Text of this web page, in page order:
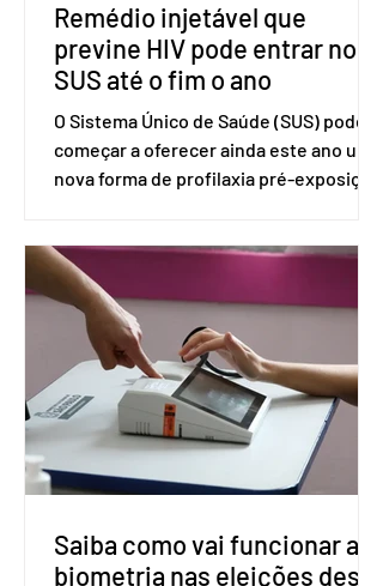
Remédio injetável que
previne HIV pode entrar no
SUS até o fim o ano
O Sistema Único de Saúde (SUS) pode
começar a oferecer ainda este ano uma
nova forma de profilaxia pré-exposição
medicamento carbotegravir, que
impede a replicação do vírus de forma
prolongada e pode ser tomado a cada
dois meses. O pedido de inclusão vai
ser encaminhado pelo Ministério da
Saúde à Comissão Nacional de
Incorporação de Novas Tecnologias no
SUS (Conitec) na semana que vem. A
Conitec é um colegiado
Saiba como vai funcionar a
biometria nas eleições deste